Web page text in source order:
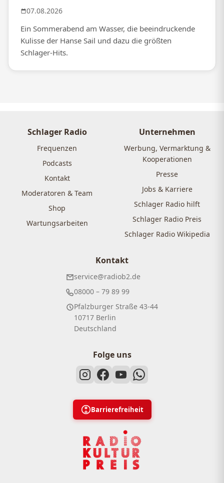
07.08.2026
Ein Sommerabend am Wasser, die beeindruckende
Kulisse der Hanse Sail und dazu die größten
Schlager-Hits.
Schlager Radio
Frequenzen
Podcasts
Kontakt
Moderatoren & Team
Shop
Wartungsarbeiten
Unternehmen
Werbung, Vermarktung &
Kooperationen
Presse
Jobs & Karriere
Schlager Radio hilft
Schlager Radio Preis
Schlager Radio Wikipedia
Kontakt
service@radiob2.de
08000 – 79 89 99
Pfalzburger Straße 43-44
10717 Berlin
Deutschland
Folge uns
Barrierefreiheit